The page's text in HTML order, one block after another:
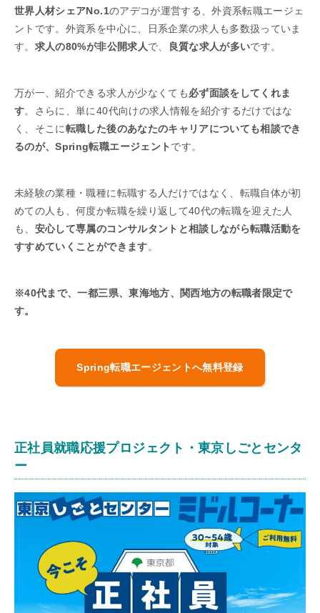
世界人材シェアNo.1のアデコが運営する、外資系転職エージェ
ントです。外資系を中心に、日系企業の求人も多数扱っていま
す。 求人の80%が非公開求人で、 良質な求人が多いです。
万が一、紹介できる求人が少なくても必ず面談をしてくれま
す。さらに、単に40代向けの求人情報を紹介するだけではな
く、そこに転職した後のあなたのキャリアについても相談でき
るのが、Spring転職エージェント です。
未経験の業種・職種に転職する人だけではなく、転職自体が初
めての人も、何度か転職を繰り返して40代の転職を迎えた人
も、 安心して専属のコンサルタントと相談しながら転職活動を
すすめていくことができます。
※40代まで、一都三県、東海地方、関西地方の転職者限定で
す。
Spring転職エージェントへ無料登録
正社員就職応援プロジェクト・東京しごとセンタ
ー